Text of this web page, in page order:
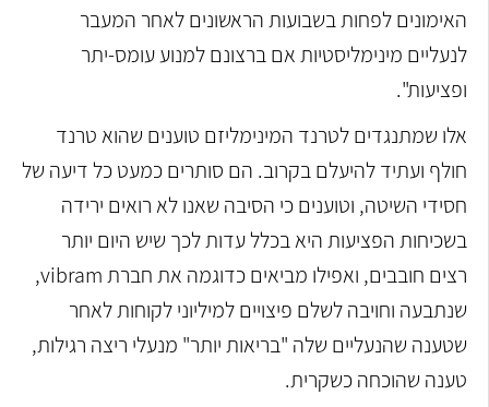
האימונים לפחות בשבועות הראשונים לאחר המעבר
לנעליים מינימליסטיות אם ברצונם למנוע עומס-יתר
ופציעות".
אלו שמתנגדים לטרנד המינימליזם טוענים שהוא טרנד
חולף ועתיד להיעלם בקרוב. הם סותרים כמעט כל דיעה של
חסידי השיטה, וטוענים כי הסיבה שאנו לא רואים ירידה
בשכיחות הפציעות היא בכלל עדות לכך שיש היום יותר
רצים חובבים, ואפילו מביאים כדוגמה את חברת vibram,
שנתבעה וחויבה לשלם פיצויים למיליוני לקוחות לאחר
שטענה שהנעליים שלה "בריאות יותר" מנעלי ריצה רגילות,
טענה שהוכחה כשקרית.